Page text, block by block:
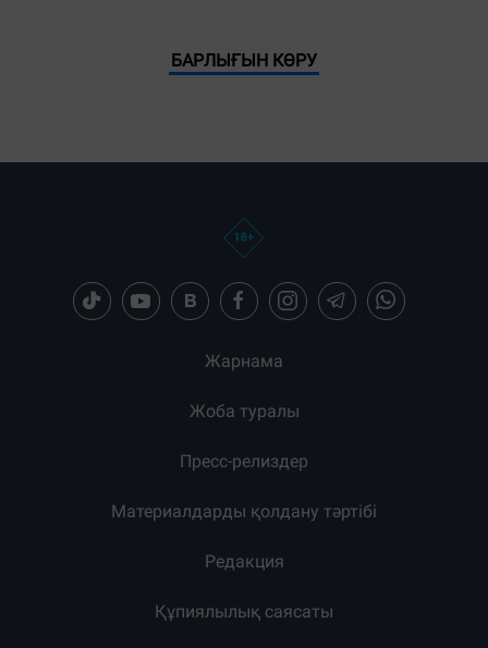
БАРЛЫҒЫН КӨРУ
Жарнама
Жоба туралы
Пресс-релиздер
Материалдарды қолдану тәртібі
Редакция
Құпиялылық саясаты